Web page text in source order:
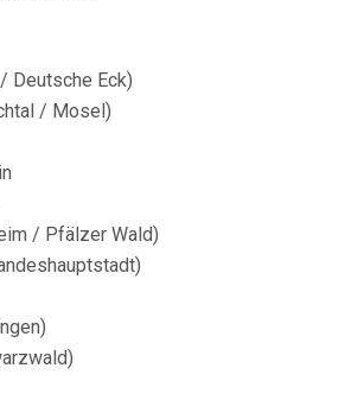
Deutsche Eck)
/ Mosel)
/ Pfälzer Wald)